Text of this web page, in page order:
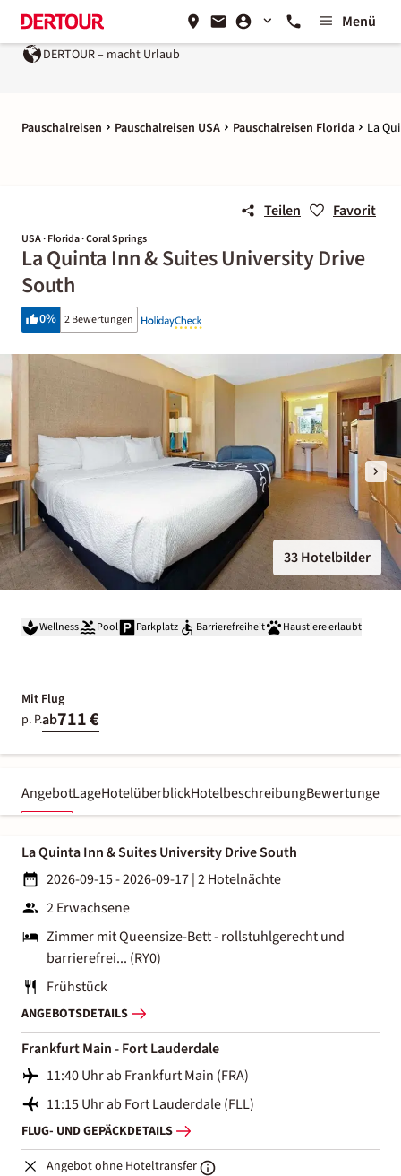
Menü
DERTOUR – macht Urlaub
Pauschalreisen Pauschalreisen USA Pauschalreisen Florida La
Teilen Favorit
USA · Florida · Coral Springs
La Quinta Inn & Suites University Drive
South
0% 2 Bewertungen
33 Hotelbilder
Wellness Pool Parkplatz Barrierefreiheit Haustiere erlaubt
Mit Flug
p. P.ab711 €
AngebotLageHotelüberblickHotelbeschreibungBewertungen
La Quinta Inn & Suites University Drive South
2026-09-15 - 2026-09-17|2 Hotelnächte
2 Erwachsene
Zimmer mit Queensize-Bett - rollstuhlgerecht und
barrierefrei... (RY0)
Frühstück
ANGEBOTSDETAILS
Frankfurt Main - Fort Lauderdale
11:40 Uhr ab Frankfurt Main (FRA)
11:15 Uhr ab Fort Lauderdale (FLL)
FLUG- UND GEPÄCKDETAILS
Angebot ohne Hoteltransfer